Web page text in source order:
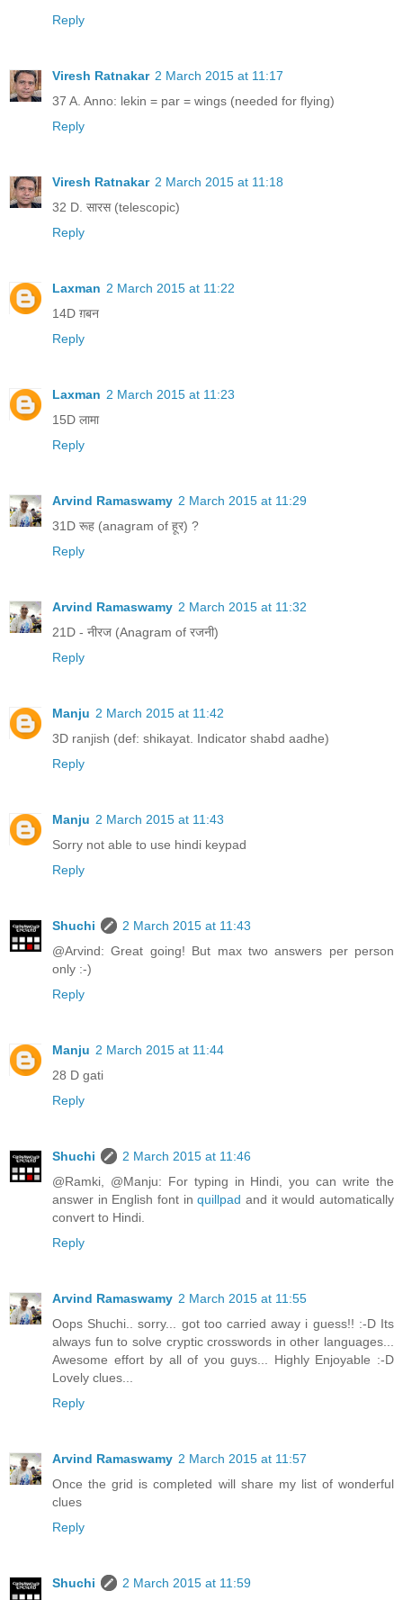
Reply
Viresh Ratnakar 2 March 2015 at 11:17
37 A. Anno: lekin = par = wings (needed for flying)
Reply
Viresh Ratnakar 2 March 2015 at 11:18
32 D. सारस (telescopic)
Reply
Laxman 2 March 2015 at 11:22
14D ग़बन
Reply
Laxman 2 March 2015 at 11:23
15D लामा
Reply
Arvind Ramaswamy 2 March 2015 at 11:29
31D रूह (anagram of हूर) ?
Reply
Arvind Ramaswamy 2 March 2015 at 11:32
21D - नीरज (Anagram of रजनी)
Reply
Manju 2 March 2015 at 11:42
3D ranjish (def: shikayat. Indicator shabd aadhe)
Reply
Manju 2 March 2015 at 11:43
Sorry not able to use hindi keypad
Reply
Shuchi
2 March 2015 at 11:43
@Arvind: Great going! But max two answers per person
only :-)
Reply
Manju 2 March 2015 at 11:44
28 D gati
Reply
Shuchi
2 March 2015 at 11:46
@Ramki, @Manju: For typing in Hindi, you can write the
answer in English font inquillpad and it would automatically
convert to Hindi.
Reply
Arvind Ramaswamy 2 March 2015 at 11:55
Oops Shuchi.. sorry... got too carried away i guess!! :-D Its
always fun to solve cryptic crosswords in other languages...
Awesome effort by all of you guys... Highly Enjoyable :-D
Lovely clues...
Reply
Arvind Ramaswamy 2 March 2015 at 11:57
Once the grid is completed will share my list of wonderful
clues
Reply
Shuchi
2 March 2015 at 11:59